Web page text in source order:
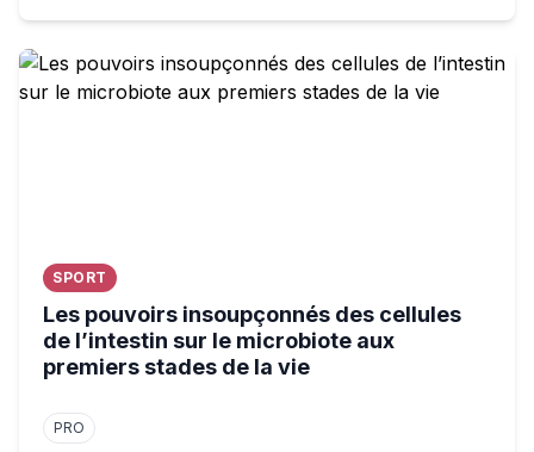
Les pouvoirs insoupçonnés des cellules de l’intestin
SPORT
Les pouvoirs insoupçonnés des cellules
de l’intestin sur le microbiote aux
premiers stades de la vie
PRO